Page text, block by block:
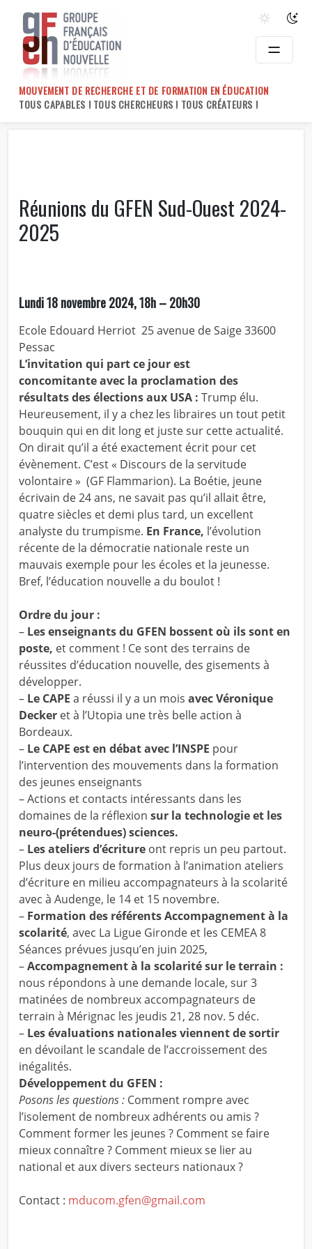
content
MOUVEMENT DE RECHERCHE ET DE FORMATION EN ÉDUCATION
TOUS CAPABLES ! TOUS CHERCHEURS ! TOUS CRÉATEURS !
Réunions du GFEN Sud-Ouest 2024-
2025
Lundi 18 novembre 2024, 18h – 20h30
Ecole Edouard Herriot 25 avenue de Saige 33600
Pessac
L’invitation qui part ce jour est
concomitante avec la proclamation des
résultats des élections aux USA : Trump élu.
Heureusement, il y a chez les libraires un tout petit
bouquin qui en dit long et juste sur cette actualité.
On dirait qu’il a été exactement écrit pour cet
évènement. C’est « Discours de la servitude
volontaire » (GF Flammarion). La Boétie, jeune
écrivain de 24 ans, ne savait pas qu’il allait être,
quatre siècles et demi plus tard, un excellent
analyste du trumpisme. En France, l’évolution
récente de la démocratie nationale reste un
mauvais exemple pour les écoles et la jeunesse.
Bref, l’éducation nouvelle a du boulot !
Ordre du jour :
–Les enseignants du GFEN bossent où ils sont en
poste, et comment ! Ce sont des terrains de
réussites d’éducation nouvelle, des gisements à
développer.
– Le CAPE a réussi il y a un mois avec Véronique
Deckeret à l’Utopia une très belle action à
Bordeaux.
– Le CAPE est en débat avec l’INSPE pour
l’intervention des mouvements dans la formation
des jeunes enseignants
– Actions et contacts intéressants dans les
domaines de la réflexion sur la technologie et les
neuro-(prétendues) sciences.
– Les ateliers d’écritureont repris un peu partout.
Plus deux jours de formation à l’animation ateliers
d’écriture en milieu accompagnateurs à la scolarité
avec à Audenge, le 14 et 15 novembre.
– Formation des référents Accompagnement à la
scolarité, avec La Ligue Gironde et les CEMEA 8
Séances prévues jusqu’en juin 2025,
–Accompagnement à la scolarité sur le terrain :
nous répondons à une demande locale, sur 3
matinées de nombreux accompagnateurs de
terrain à Mérignac les jeudis 21, 28 nov. 5 déc.
– Les évaluations nationales viennent de sortir
en dévoilant le scandale de l’accroissement des
inégalités.
Développement du GFEN :
Posons les questions :Comment rompre avec
l’isolement de nombreux adhérents ou amis ?
Comment former les jeunes ? Comment se faire
mieux connaître ? Comment mieux se lier au
national et aux divers secteurs nationaux ?
Contact : mducom.gfen@gmail.com